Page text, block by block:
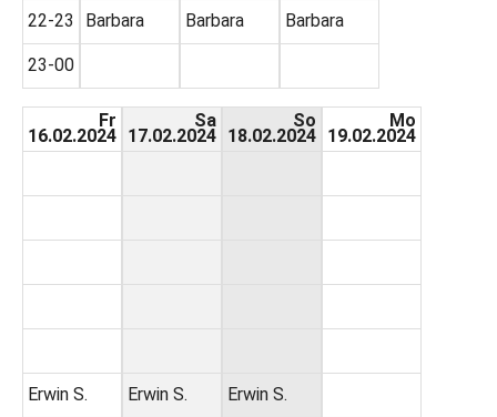
22-23
23-00
Barbara Barbara Barbara
Fr
16.02.2024
Erwin S.
Sa
17.02.2024
Erwin S.
So
18.02.2024
Erwin S.
Mo
19.02.2024